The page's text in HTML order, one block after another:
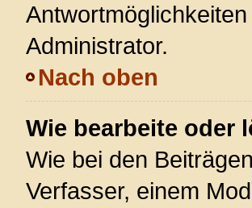
Administrator.
Nach oben
Wie bearbeite oder
Wie bei den
Verfasser, einem